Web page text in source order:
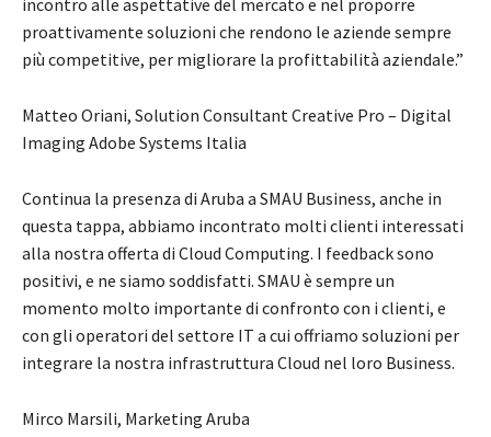
proattivamente soluzioni che rendono le aziende sempre
più competitive, per migliorare la profittabilità aziendale.”
Matteo Oriani, Solution Consultant Creative Pro – Digital
Imaging Adobe Systems Italia
Continua la presenza di Aruba a SMAU Business, anche in
questa tappa, abbiamo incontrato molti clienti interessati
alla nostra offerta di Cloud Computing. I feedback sono
positivi, e ne siamo soddisfatti. SMAU è sempre un
momento molto importante di confronto con i clienti, e
con gli operatori del settore IT a cui offriamo soluzioni per
integrare la nostra infrastruttura Cloud nel loro Business.
Mirco Marsili, Marketing Aruba